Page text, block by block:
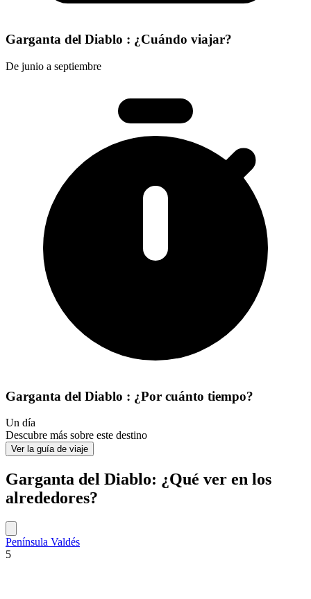
Garganta del Diablo : ¿Cuándo viajar?
De junio a septiembre
Garganta del Diablo : ¿Por cuánto tiempo?
Un día
Descubre más sobre este destino
Ver la guía de viaje
Garganta del Diablo: ¿Qué ver en los
alrededores?
Península Valdés
5